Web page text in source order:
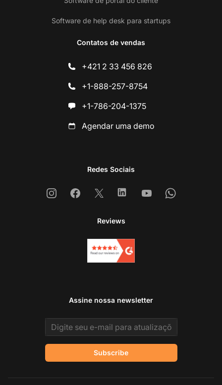
Software de help desk para startups
Contatos de vendas
+421 2 33 456 826
+1-888-257-8754
+1-786-204-1375
Agendar uma demo
Redes Sociais
InstagramFacebook
X LinkedinYoutubeWhatsapp
Reviews
Assine nossa newsletter
Email address
Subscribe